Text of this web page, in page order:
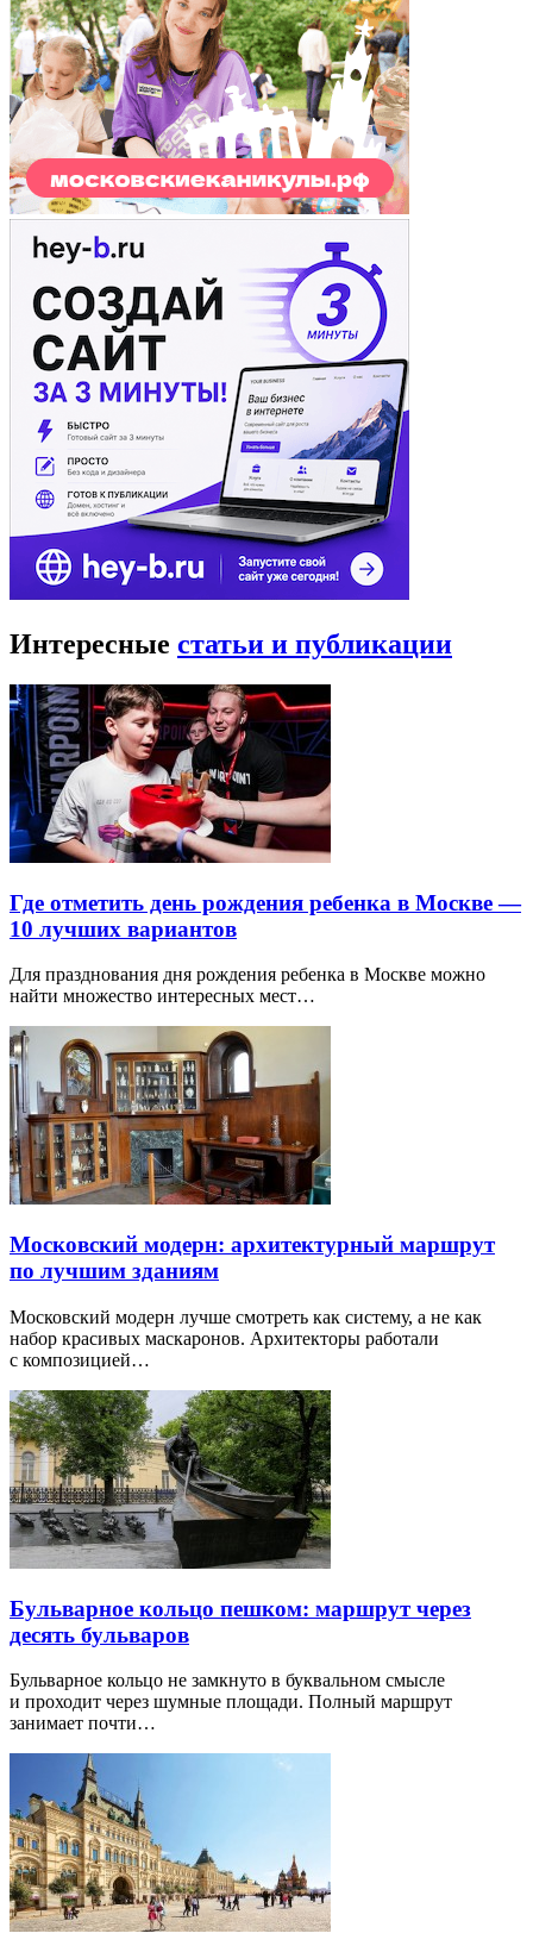
Интересные статьи и публикации
Где отметить день рождения ребенка в Москве —
10 лучших вариантов
Для празднования дня рождения ребенка в Москве можно
найти множество интересных мест…
Московский модерн: архитектурный маршрут
по лучшим зданиям
Московский модерн лучше смотреть как систему, а не как
набор красивых маскаронов. Архитекторы работали
с композицией…
Бульварное кольцо пешком: маршрут через
десять бульваров
Бульварное кольцо не замкнуто в буквальном смысле
и проходит через шумные площади. Полный маршрут
занимает почти…